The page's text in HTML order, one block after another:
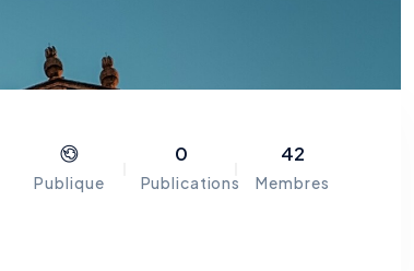
Publique
0
Publications
42
Membres